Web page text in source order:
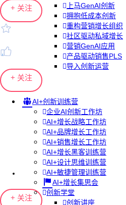
上马GenAI创新
拥抱低成本创新
重构营销增长组织
社区驱动私域增长
营销GenAI应用
产品驱动销售PLS
导入创新运营
AI+创新训练营
企业AI创新工作坊
AI+增长战略工作坊
AI+品牌增长工作坊
AI+销售增长工作坊
AI+增长黑客训练营
AI+设计思维训练营
AI+敏捷管理训练营
AI+增长集思会
创新学堂
创新讲座
+ 关注
+ 关注
+ 关注